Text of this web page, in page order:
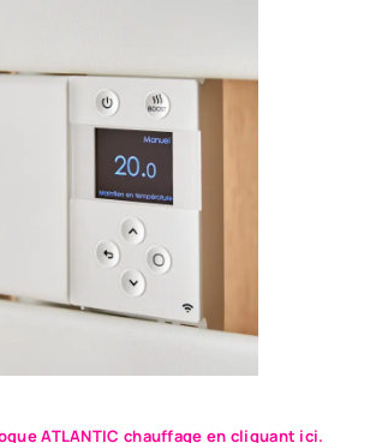
ATLANTIC chauffage en cliquant ici.